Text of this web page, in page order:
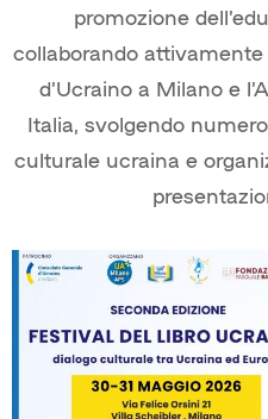
promozione
collaborando
d’Ucraino a Milano e
Italia, svolgendo
culturale ucraina e